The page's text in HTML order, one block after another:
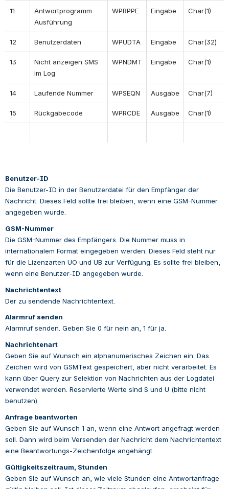
11
Antwortprogramm
Ausführung
WPRPPE Eingabe Char(1)
12 Benutzerdaten WPUDTA Eingabe Char(32)
13
Nicht anzeigen SMS
im Log
WPNDMT Eingabe Char(1)
14 Laufende Nummer WPSEQN Ausgabe Char(7)
15 Rückgabecode WPRCDE Ausgabe Char(1)
Benutzer-ID
Die Benutzer-ID in der Benutzerdatei für den Empfänger der
Nachricht. Dieses Feld sollte frei bleiben, wenn eine GSM-Nummer
angegeben wurde.
GSM-Nummer
Die GSM-Nummer des Empfängers. Die Nummer muss in
internationalem Format eingegeben werden. Dieses Feld steht nur
für die Lizenzarten UO und UB zur Verfügung. Es sollte frei bleiben,
wenn eine Benutzer-ID angegeben wurde.
Nachrichtentext
Der zu sendende Nachrichtentext.
Alarmruf senden
Alarmruf senden. Geben Sie 0 für nein an, 1 für ja.
Nachrichtenart
Geben Sie auf Wunsch ein alphanumerisches Zeichen ein. Das
Zeichen wird von GSMText gespeichert, aber nicht verarbeitet. Es
kann über Query zur Selektion von Nachrichten aus der Logdatei
verwendet werden. Reservierte Werte sind S und U (bitte nicht
benutzen).
Anfrage beantworten
Geben Sie auf Wunsch 1 an, wenn eine Antwort angefragt werden
soll. Dann wird beim Versenden der Nachricht dem Nachrichtentext
eine Beantwortungs-Zeichenfolge angehängt.
Gültigkeitszeitraum, Stunden
Geben Sie auf Wunsch an, wie viele Stunden eine Antwortanfrage